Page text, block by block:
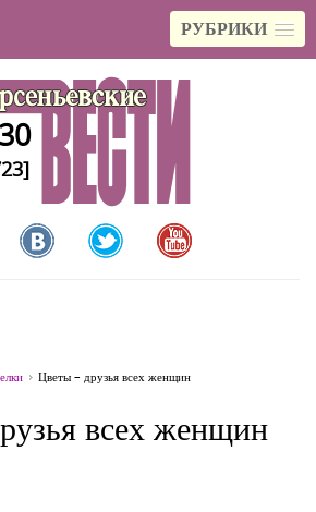
РУБРИКИ
30
Цветы – друзья всех женщин
всех женщин